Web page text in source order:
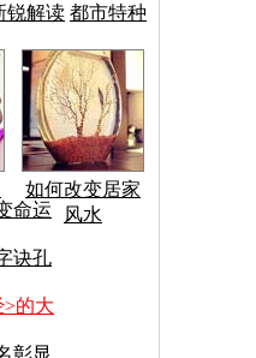
锐解读 都市特种
如何改变居家
风水
命运
诀孔
的大
彰显